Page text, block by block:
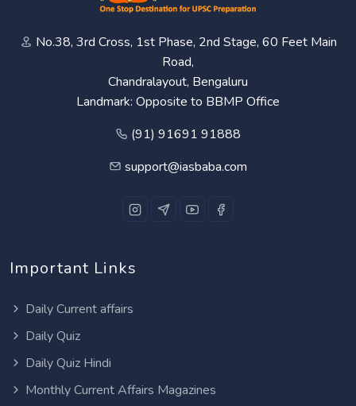
No.38, 3rd Cross, 1st Phase, 2nd Stage, 60 Feet Main
Road,
Chandralayout, Bengaluru
Landmark: Opposite to BBMP Office
(91) 91691 91888
support@iasbaba.com
Important Links
Daily Current affairs
Daily Quiz
Daily Quiz Hindi
Monthly Current Affairs Magazines